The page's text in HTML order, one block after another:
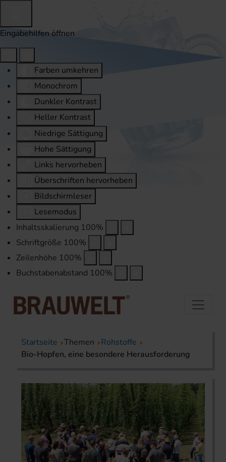
Eingabehilfen öffnen
Farben umkehren
Monochrom
Dunkler Kontrast
Heller Kontrast
Niedrige Sättigung
Hohe Sättigung
Links hervorheben
Überschriften hervorheben
Bildschirmleser
Lesemodus
Inhaltsskalierung 100%
Schriftgröße 100%
Zeilenhöhe 100%
Buchstabenabstand 100%
Startseite Themen
Rohstoffe
Bio-Hopfen, eine besondere Herausforderung